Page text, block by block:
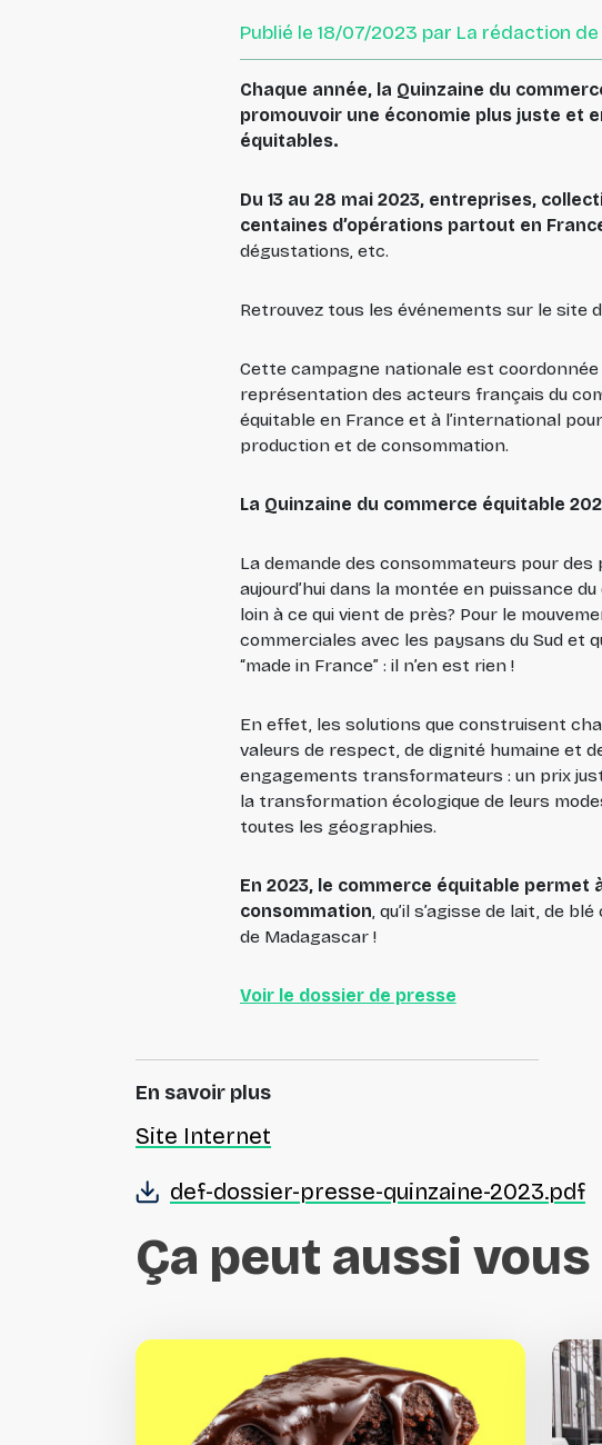
Publié le 18/07/2023 par La rédaction de
Chaque année, la Quinzaine du
promouvoir une économie plus juste et
équitables.
Du 13 au 28 mai 2023, entreprises,
centaines d’opérations partout en
dégustations, etc.
Retrouvez tous les événements sur le site
Cette campagne nationale est
représentation des acteurs français du
équitable en France et à l’international
production et de consommation.
La Quinzaine du commerce équitable
La demande des consommateurs pour
aujourd’hui dans la montée en puissance
loin à ce qui vient de près? Pour le
commerciales avec les paysans du Sud et
“made in France” : il n’en est rien !
En effet, les solutions que construisent
valeurs de respect, de dignité humaine et
engagements transformateurs : un prix
la transformation écologique de leurs
toutes les géographies.
En 2023, le commerce équitable permet
consommation, qu’il s’agisse de lait, de
de Madagascar !
Voir le dossier de presse
En savoir plus
Site Internet
def-dossier-presse-quinzaine-2023.pdf
Ça peut aussi vous